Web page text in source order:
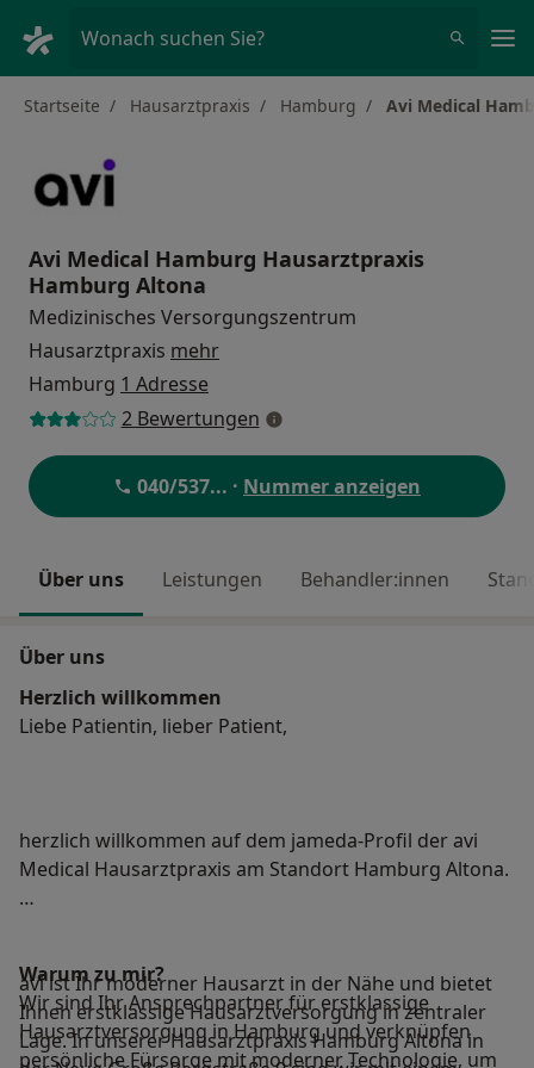
Wonach suchen Sie?
Startseite Hausarztpraxis Hamburg Avi Medical
Avi Medical Hamburg Hausarztpraxis
Hamburg Altona
Medizinisches Versorgungszentrum
Hausarztpraxis mehr
Hamburg 1 Adresse
2 Bewertungen
040/537... · Nummer anzeigen
Über uns Leistungen Behandler:innen
Über uns
Herzlich willkommen
Liebe Patientin, lieber Patient,
herzlich willkommen auf dem jameda-Profil der avi
Medical Hausarztpraxis am Standort Hamburg Altona.
avi ist Ihr moderner Hausarzt in der Nähe und bietet
Ihnen erstklassige Hausarztversorgung in zentraler
Lage. In unserer Hausarztpraxis Hamburg Altona in
Warum zu mir?
Wir sind Ihr Ansprechpartner für erstklassige
Hausarztversorgung in Hamburg und verknüpfen
persönliche Fürsorge mit moderner Technologie, um